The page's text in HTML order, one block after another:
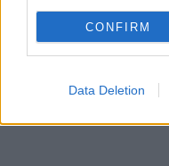
CONFIRM
Data Deletion